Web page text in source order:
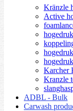
Kränzle
Active
Karcher
Kranzle
ADBL - Bulk
Carwash